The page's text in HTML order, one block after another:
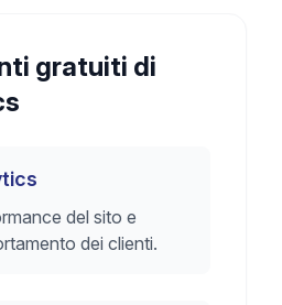
gratuiti di
del sito e
dei clienti.